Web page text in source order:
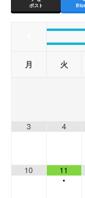
ポスト
月 火
3 4
10
11
•